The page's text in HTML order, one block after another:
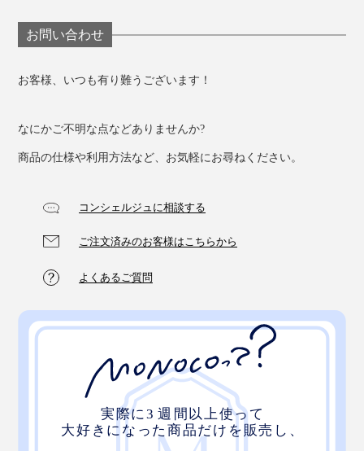
お問い合わせ
お客様、いつも有り難うございます！
なにかご不明な点などありませんか?
商品の仕様や利用方法など、お気軽にお尋ねください。
コンシェルジュに相談する
ご注文済みのお客様はこちらから
よくあるご質問